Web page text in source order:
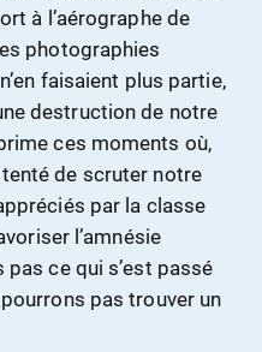
à l’aérographe de
photographies
faisaient plus partie,
destruction de notre
ces moments où,
de scruter notre
par la classe
l’amnésie
ce qui s’est passé
pas trouver un